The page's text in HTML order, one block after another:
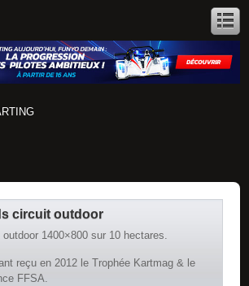
circuit outdoor
outdoor 1400×800 sur 10 hectares.
reçu en 2012 le Trophée Kartmag & le
FFSA.